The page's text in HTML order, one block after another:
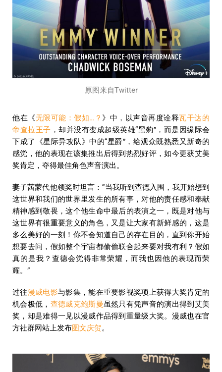
原图来自Twitter
他在《无限可能：假如…？ 》中，以声音再度诠释瓦干达的
帝查拉王子 ，却并没有变成超级英雄“黑豹”，而是因缘际会
下成了《星际异攻队》中的“星爵”，给观众既熟悉又新奇的
感觉，他的表现在该集推出后得到热烈好评，如今更获艾美
奖肯定，夺得最佳角色声音演出。
妻子茜蒙代他领奖时坦言：“当我听到查德入围，我开始想到
这世界和我们的世界里发生的所有事，对他的责任感和奉献
精神感到敬畏，这个他生命中最后的表演之一，既是对他与
这世界有很重要意义的角色，又是让大家有新鲜感的，这是
多么美好的一刻！你不会知道自己的存在目的，直到你开始
想要去问，假如整个宇宙都偷偷联合起来要对我有利？假如
真的是我？查德会觉得非常荣耀，而我也因他的表现而荣
耀。”
过往漫威电影与影集，能在重要影视奖项上获得大奖肯定的
机会极低， 查德威克鲍斯曼虽然只有凭声音的演出得到艾美
奖，却是难得一见以漫威作品得到重量级大奖。漫威也在官
方社群网站上发布图文庆贺。